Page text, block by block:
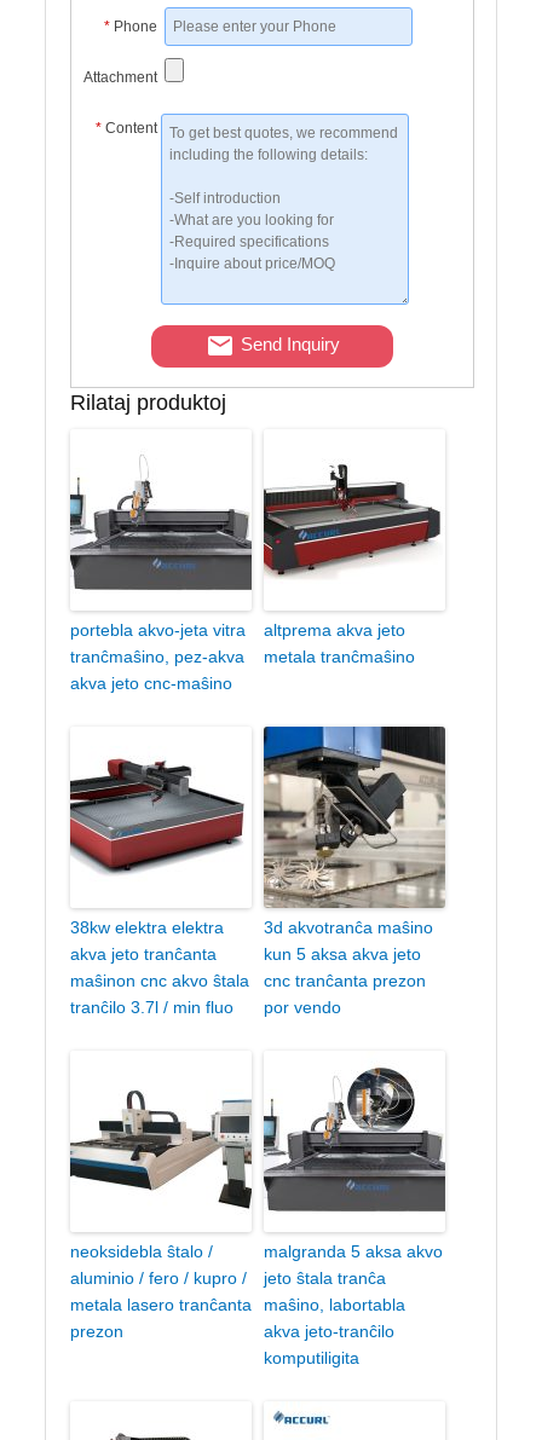
* Phone
Attachment
* Content
Send Inquiry
Rilataj produktoj
portebla akvo-jeta vitra
tranĉmaŝino, pez-akva
akva jeto cnc-maŝino
altprema akva jeto
metala tranĉmaŝino
38kw elektra elektra
akva jeto tranĉanta
maŝinon cnc akvo ŝtala
tranĉilo 3.7l / min fluo
3d akvotranĉa maŝino
kun 5 aksa akva jeto
cnc tranĉanta prezon
por vendo
neoksidebla ŝtalo /
aluminio / fero / kupro /
metala lasero tranĉanta
prezon
malgranda 5 aksa akvo
jeto ŝtala tranĉa
maŝino, labortabla
akva jeto-tranĉilo
komputiligita